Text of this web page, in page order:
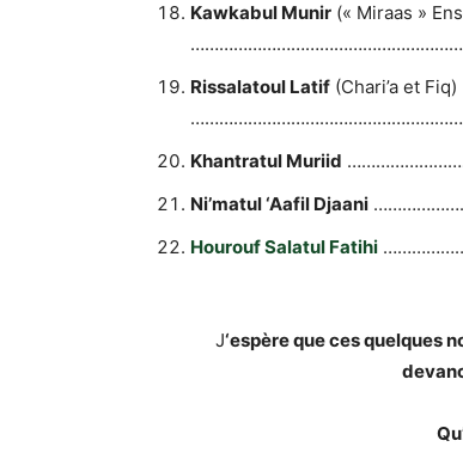
Kawkabul Munir (« Miraas »
Rissalatoul Latif (Chari’a et Fiq)
Khantratul Muriid
Ni’matul ‘Aafil Djaani
Hourouf Salatul Fatihi
J‘espère que ces quelques